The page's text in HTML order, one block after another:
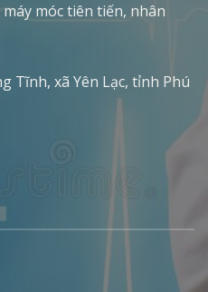
móc tiên tiến, nhân
Tĩnh, xã Yên Lạc, tỉnh Phú